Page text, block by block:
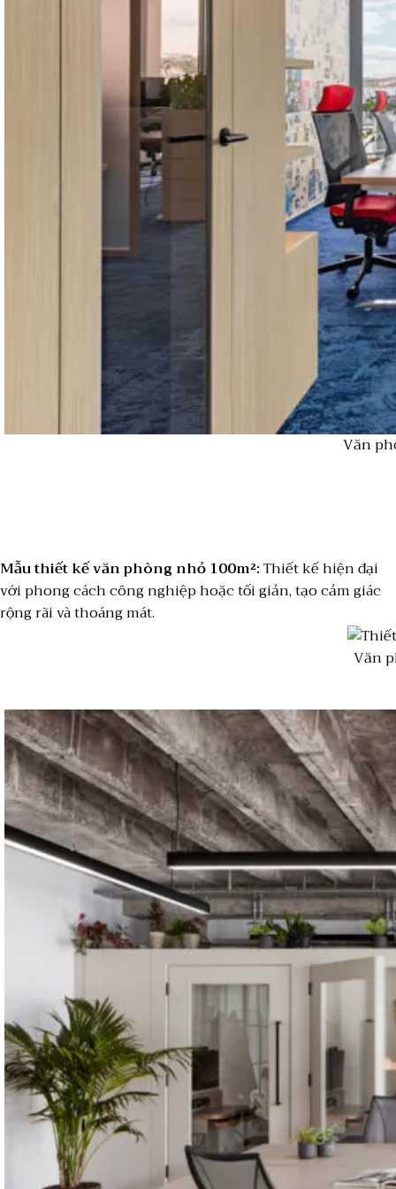
Văn
Mẫu thiết kế văn phòng nhỏ 100m²:Thiết kế hiện đại
với phong cách công nghiệp hoặc tối giản, tạo cảm giác
rộng rãi và thoáng mát.
Văn